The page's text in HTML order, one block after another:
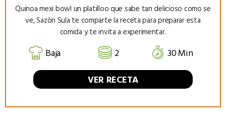
Quinoa mexi bowl un platilloo que sabe tan delicioso como se
ve, Sazòn Sula te comparte la receta para preparar esta
comida y te invita a experimentar.
Baja 2
30 Min
VER RECETA